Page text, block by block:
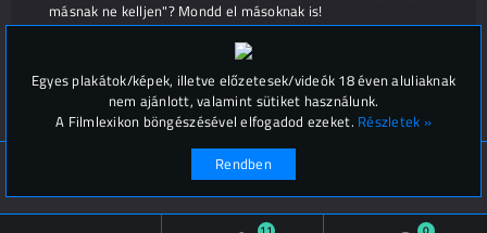
másnak ne kelljen"? Mondd el másoknak is!
Hozzászólások (
© Filmlexikon 2019-2026
Kapcsolat, impresszum
Egyes plakátok/képek, illetve előzetesek/videók 18 éven aluliaknak
nem ajánlott, valamint sütiket használunk.
A Filmlexikon böngészésével elfogadod ezeket. Részletek »
Rendben